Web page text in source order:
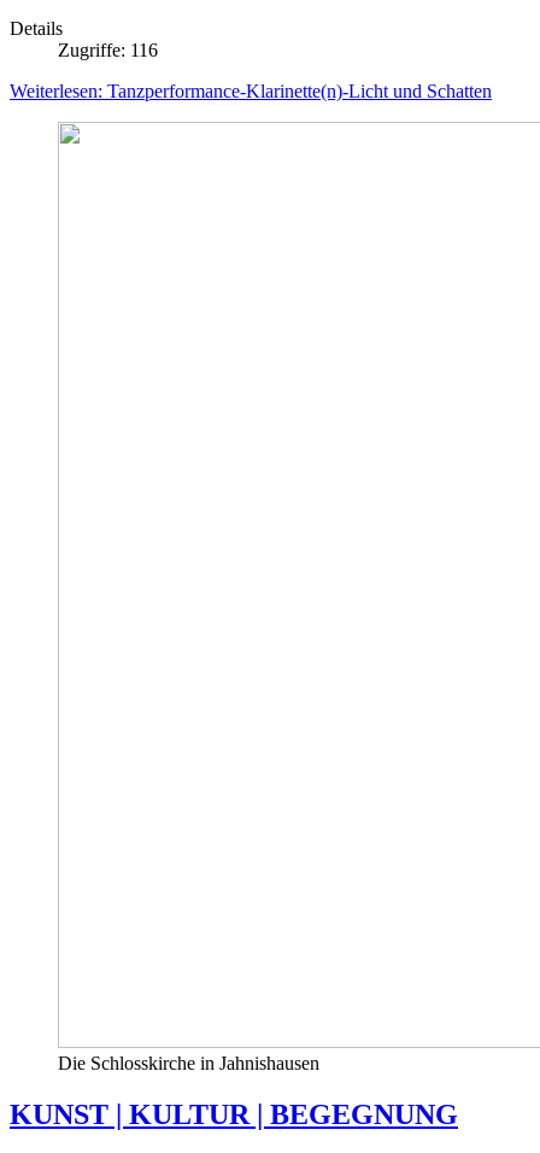
Details
Zugriffe: 116
Weiterlesen: Tanzperformance-Klarinette(n)-Licht und Schatten
Die Schlosskirche in Jahnishausen
KUNST | KULTUR | BEGEGNUNG